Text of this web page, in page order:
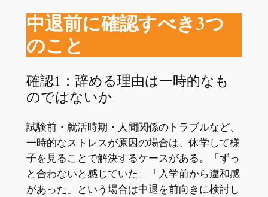
中退前に確認すべき3つ
のこと
確認1：辞める理由は一時的なも
のではないか
試験前・就活時期・人間関係のトラブルなど、
一時的なストレスが原因の場合は、休学して様
子を見ることで解決するケースがある。「ずっ
と合わないと感じていた」「入学前から違和感
があった」という場合は中退を前向きに検討し